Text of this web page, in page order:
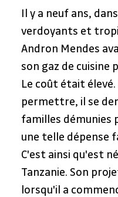
Il y a neuf ans,
verdoyants et
Andron Mendes
son gaz de cuisine
Le coût était
permettre, il se
familles
une telle dépense
C'est ainsi qu'est
Tanzanie. Son
lorsqu'il a